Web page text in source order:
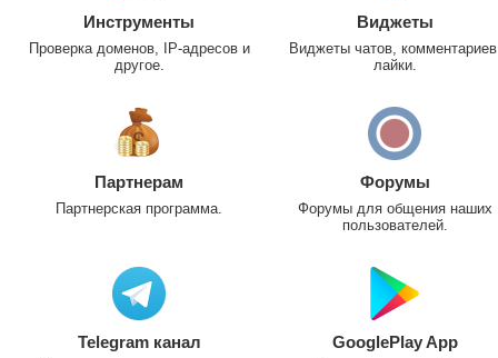
Инструменты
Проверка доменов, IP-адресов и
другое.
Виджеты
Виджеты чатов,
лайки.
Партнерам
Партнерская программа.
Форумы
Форумы для общения наших
пользователей.
Telegram канал GooglePlay App